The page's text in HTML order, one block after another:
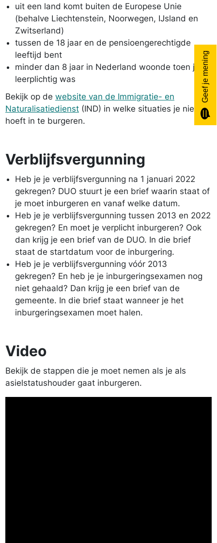
uit een land komt buiten de Europese Unie
(behalve Liechtenstein, Noorwegen, IJsland en
Zwitserland)
tussen de 18 jaar en de pensioengerechtigde
leeftijd bent
minder dan 8 jaar in Nederland woonde toen je
leerplichtig was
Bekijk op de website van de Immigratie- en
Naturalisatiedienst (IND) in welke situaties je niet
hoeft in te burgeren.
Verblijfsvergunning
Heb je je verblijfsvergunning na 1 januari 2022
gekregen? DUO stuurt je een brief waarin staat of
je moet inburgeren en vanaf welke datum.
Heb je je verblijfsvergunning tussen 2013 en 2022
gekregen? En moet je verplicht inburgeren? Ook
dan krijg je een brief van de DUO. In die brief
staat de startdatum voor de inburgering.
Heb je je verblijfsvergunning vóór 2013
gekregen? En heb je je inburgeringsexamen nog
niet gehaald? Dan krijg je een brief van de
gemeente. In die brief staat wanneer je het
inburgeringsexamen moet halen.
Video
Bekijk de stappen die je moet nemen als je als
asielstatushouder gaat inburgeren.
Geef je mening